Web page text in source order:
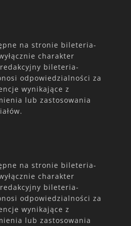
na stronie bileteria-
charakter
bileteria-
odpowiedzialności za
wynikające z
lub zastosowania
na stronie bileteria-
charakter
bileteria-
odpowiedzialności za
wynikające z
lub zastosowania